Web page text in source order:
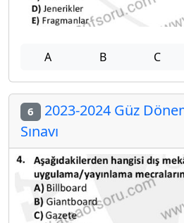
A B C
6 2023-2024 Güz
Sınavı